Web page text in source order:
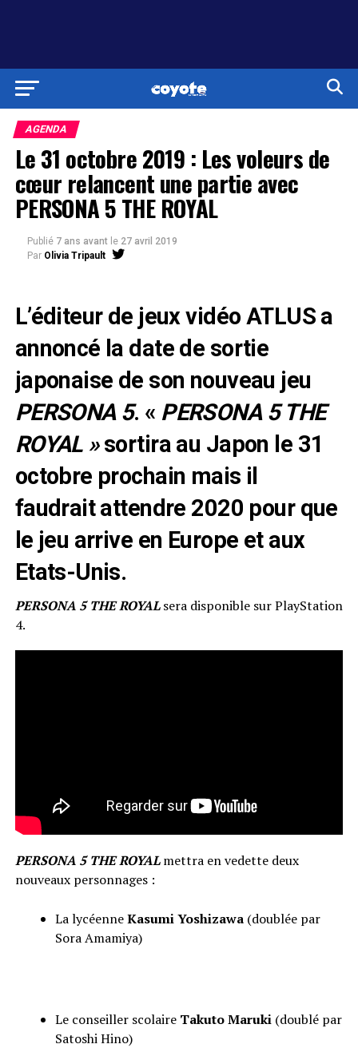
AGENDA
Le 31 octobre 2019 : Les voleurs de
cœur relancent une partie avec
PERSONA 5 THE ROYAL
Publié 7 ans avant le 27 avril 2019
Par Olivia Tripault
L’éditeur de jeux vidéo ATLUS a
annoncé la date de sortie
japonaise de son nouveau jeu
PERSONA 5. « PERSONA 5 THE
ROYAL »sortira au Japon le 31
octobre prochain mais il
faudrait attendre 2020 pour que
le jeu arrive en Europe et aux
Etats-Unis.
PERSONA 5 THE ROYALsera disponible sur PlayStation
4.
PERSONA 5 THE ROYALmettra en vedette deux
nouveaux personnages :
La lycéenneKasumi Yoshizawa(doublée par
Sora Amamiya)
Le conseiller scolaire Takuto Maruki (doublé par
Satoshi Hino)